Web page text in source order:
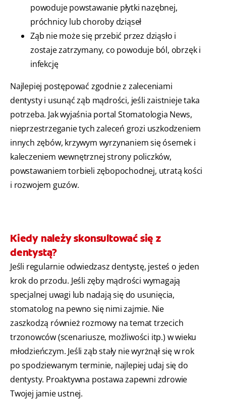
powoduje powstawanie płytki nazębnej,
próchnicy lub choroby dziąseł
Ząb nie może się przebić przez dziąsło i
zostaje zatrzymany, co powoduje ból, obrzęk i
infekcję
Najlepiej postępować zgodnie z zaleceniami
dentysty i usunąć ząb mądrości, jeśli zaistnieje taka
potrzeba. Jak wyjaśnia portal Stomatologia News,
nieprzestrzeganie tych zaleceń grozi uszkodzeniem
innych zębów, krzywym wyrzynaniem się ósemek i
kaleczeniem wewnętrznej strony policzków,
powstawaniem torbieli zębopochodnej, utratą kości
i rozwojem guzów.
Kiedy należy skonsultować się z
dentystą?
Jeśli regularnie odwiedzasz dentystę, jesteś o jeden
krok do przodu. Jeśli zęby mądrości wymagają
specjalnej uwagi lub nadają się do usunięcia,
stomatolog na pewno się nimi zajmie. Nie
zaszkodzą również rozmowy na temat trzecich
trzonowców (scenariusze, możliwości itp.) w wieku
młodzieńczym. Jeśli ząb stały nie wyrżnął się w rok
po spodziewanym terminie, najlepiej udaj się do
dentysty. Proaktywna postawa zapewni zdrowie
Twojej jamie ustnej.